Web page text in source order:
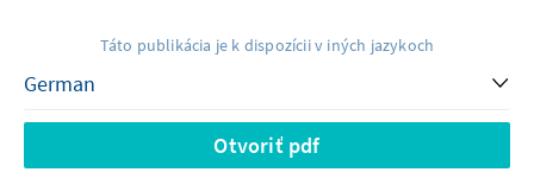
Táto publikácia je k dispozícii v iných jazykoch
Otvoriť pdf